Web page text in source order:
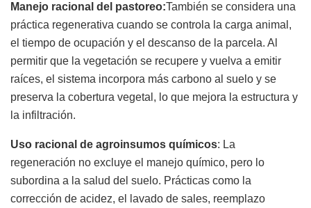
Manejo racional del pastoreo:También se considera una
práctica regenerativa cuando se controla la carga animal,
el tiempo de ocupación y el descanso de la parcela. Al
permitir que la vegetación se recupere y vuelva a emitir
raíces, el sistema incorpora más carbono al suelo y se
preserva la cobertura vegetal, lo que mejora la estructura y
la infiltración.
Uso racional de agroinsumos químicos: La
regeneración no excluye el manejo químico, pero lo
subordina a la salud del suelo. Prácticas como la
corrección de acidez, el lavado de sales, reemplazo